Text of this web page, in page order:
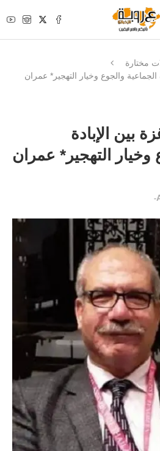
مختارة
الجماعية والجوع وخيار التهجير* عمران
بين الإبادة
وخيار التهجير* عمران